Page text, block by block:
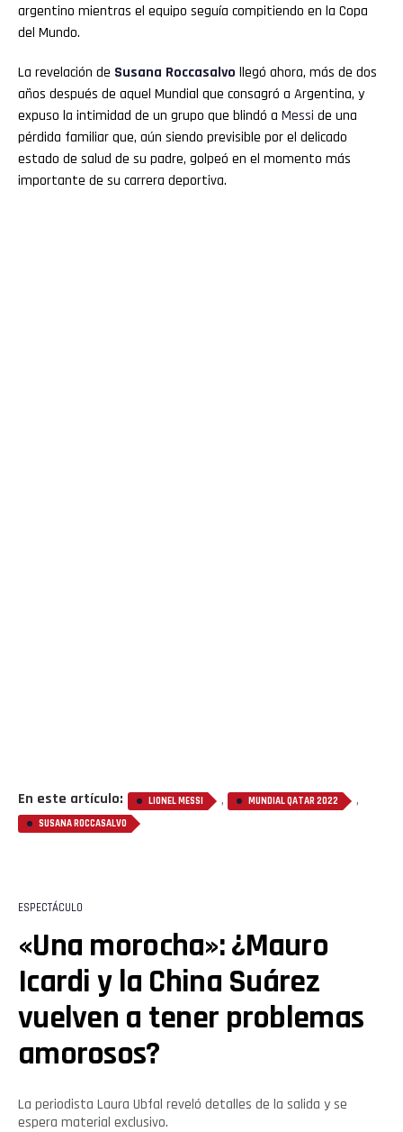
argentino mientras el equipo seguía compitiendo en la Copa
del Mundo.
La revelación de Susana Roccasalvo llegó ahora, más de dos
años después de aquel Mundial que consagró a Argentina, y
expuso la intimidad de un grupo que blindó a Messi de una
pérdida familiar que, aún siendo previsible por el delicado
estado de salud de su padre, golpeó en el momento más
importante de su carrera deportiva.
En este artículo: LIONEL MESSI , MUNDIAL QATAR 2022 ,
SUSANA ROCCASALVO
ESPECTÁCULO
«Una morocha»: ¿Mauro
Icardi y la China Suárez
vuelven a tener problemas
amorosos?
La periodista Laura Ubfal reveló detalles de la salida y se
espera material exclusivo.